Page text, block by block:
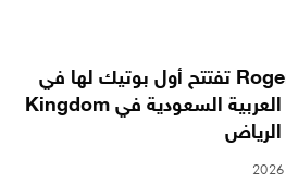
Roger Vivier تفتتح أول بوتيك لها في
المملكة العربية السعودية في Kingdom